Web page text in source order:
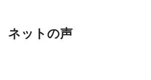
ネットの声